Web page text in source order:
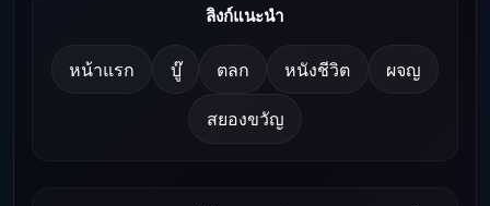
ลิงก์แนะนำ
หน้าแรก บู๊ ตลก หนังชีวิต ผจญ
สยองขวัญ